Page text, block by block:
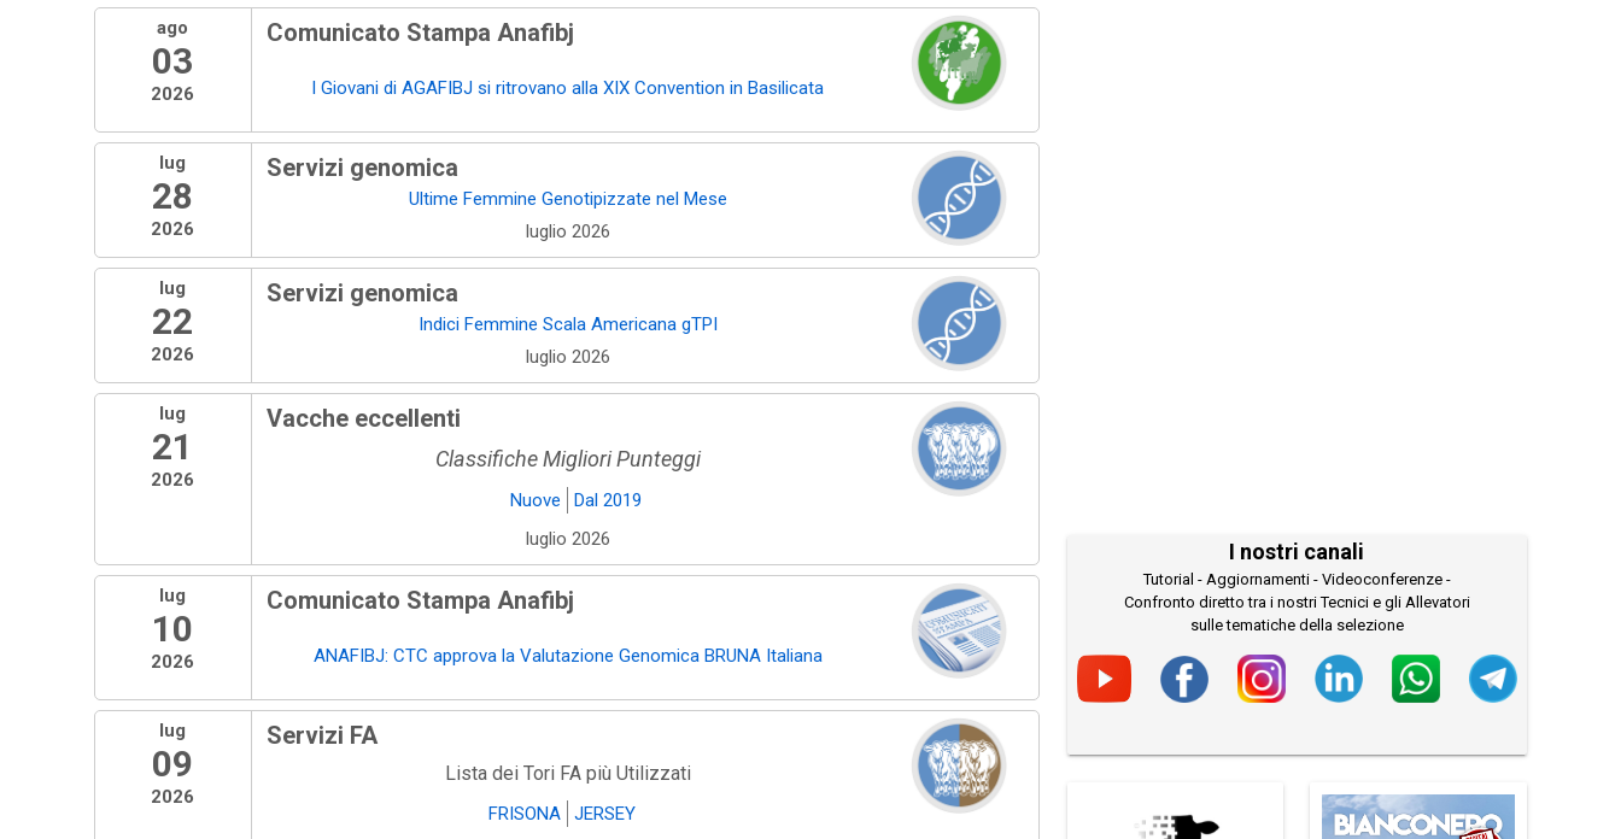
ago
03
2026
Comunicato Stampa Anafibj
I Giovani di AGAFIBJ si ritrovano alla XIX Convention in Basilicata
lug
28
2026
Servizi genomica
Ultime Femmine Genotipizzate nel Mese
luglio 2026
lug
22
2026
Servizi genomica
Indici Femmine Scala Americana gTPI
luglio 2026
lug
21
2026
Vacche eccellenti
Classifiche Migliori Punteggi
Nuove
Dal 2019
luglio 2026
lug
10
2026
Comunicato Stampa Anafibj
ANAFIBJ: CTC approva la Valutazione Genomica BRUNA Italiana
lug
09
2026
Servizi FA
Lista dei Tori FA più Utilizzati
FRISONA
JERSEY
I nostri canali
Tutorial - Aggiornamenti - Videoconferenze -
Confronto diretto tra i nostri Tecnici e gli Allevatori
sulle tematiche della selezione